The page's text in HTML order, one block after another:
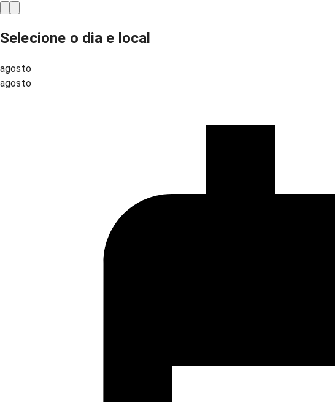
Selecione o dia e local
agosto
agosto